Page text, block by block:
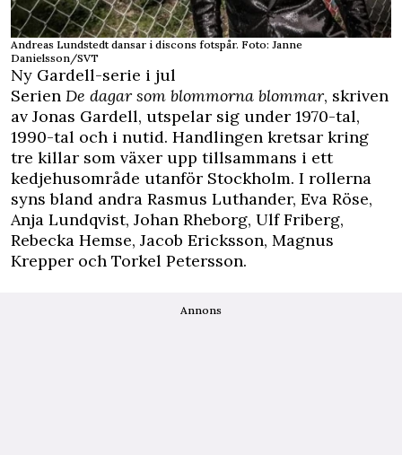
Andreas Lundstedt dansar i discons fotspår. Foto: Janne
Danielsson/SVT
Ny Gardell-serie i jul
Serien De dagar som blommorna blommar, skriven
av Jonas Gardell, utspelar sig under 1970-tal,
1990-tal och i nutid. Handlingen kretsar kring
tre killar som växer upp tillsammans i ett
kedjehusområde utanför Stockholm. I rollerna
syns bland andra Rasmus Luthander, Eva Röse,
Anja Lundqvist, Johan Rheborg, Ulf Friberg,
Rebecka Hemse, Jacob Ericksson, Magnus
Krepper och Torkel Petersson.
Annons